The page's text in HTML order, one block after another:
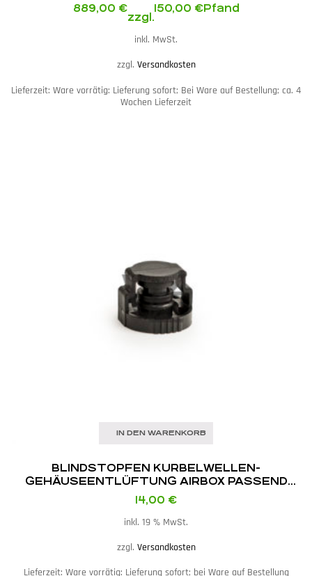
889,00 €
zzgl.
150,00 €Pfand
inkl. MwSt.
zzgl. Versandkosten
Lieferzeit: Ware vorrätig: Lieferung sofort; Bei Ware auf Bestellung; ca. 4
Wochen Lieferzeit
IN DEN WARENKORB
BLINDSTOPFEN KURBELWELLEN­
GEHÄUSEENTLÜFTUNG AIRBOX PASSEND
BMW E46 M3 S54B32
14,00 €
inkl. 19 % MwSt.
zzgl. Versandkosten
Lieferzeit: Ware vorrätig: Lieferung sofort; bei Ware auf Bestellung